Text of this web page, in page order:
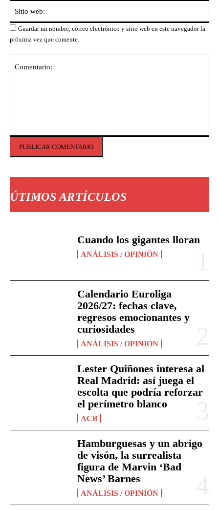
ÚTIMOS ARTÍCULOS
Cuando los gigantes lloran
ANÁLISIS / OPINIÓN
Calendario Euroliga
2026/27: fechas clave,
regresos emocionantes y
curiosidades
ANÁLISIS / OPINIÓN
Lester Quiñones interesa al
Real Madrid: así juega el
escolta que podría reforzar
el perímetro blanco
ACB
Hamburguesas y un abrigo
de visón, la surrealista
figura de Marvin ‘Bad
News’ Barnes
ANÁLISIS / OPINIÓN
Guardar mi nombre, correo electrónico y sitio web en este navegador la
próxima vez que comente.